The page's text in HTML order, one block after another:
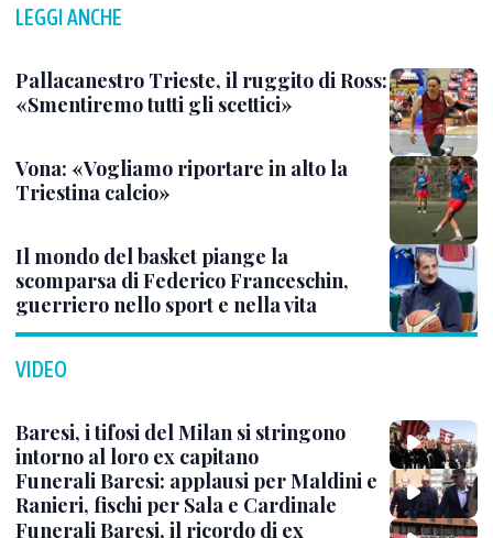
LEGGI ANCHE
Pallacanestro Trieste, il ruggito di Ross:
«Smentiremo tutti gli scettici»
Vona: «Vogliamo riportare in alto la
Triestina calcio»
Il mondo del basket piange la
scomparsa di Federico Franceschin,
guerriero nello sport e nella vita
VIDEO
Baresi, i tifosi del Milan si stringono
intorno al loro ex capitano
Funerali Baresi: applausi per Maldini e
Ranieri, fischi per Sala e Cardinale
Funerali Baresi, il ricordo di ex